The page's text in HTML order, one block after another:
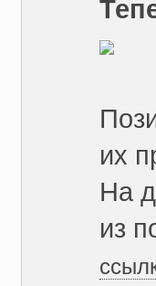
их
На
из